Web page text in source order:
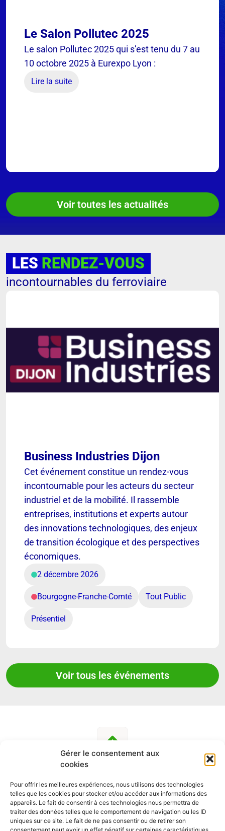
Gérer le consentement aux
cookies
Pour offrir les meilleures expériences, nous utilisons des technologies
telles que les cookies pour stocker et/ou accéder aux informations des
appareils. Le fait de consentir à ces technologies nous permettra de
traiter des données telles que le comportement de navigation ou les ID
uniques sur ce site. Le fait de ne pas consentir ou de retirer son
Le Salon Pollutec 2025
Le salon Pollutec 2025 qui s’est tenu du 7 au
10 octobre 2025 à Eurexpo Lyon :
Lire la suite
Voir toutes les actualités
LES RENDEZ-VOUS
incontournables du ferroviaire
Business Industries Dijon
Cet événement constitue un rendez-vous
incontournable pour les acteurs du secteur
industriel et de la mobilité. Il rassemble
entreprises, institutions et experts autour
des innovations technologiques, des enjeux
de transition écologique et des perspectives
économiques.
2 décembre 2026
Bourgogne-Franche-Comté Tout Public
Présentiel
Voir tous les événements
SUIVEZ-NOUS